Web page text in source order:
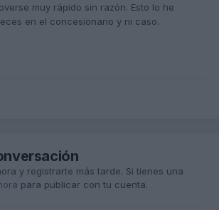
muy rápido sin razón. Esto lo he
en el concesionario y ni caso.
y registrarte más tarde. Si tienes una
para publicar con tu cuenta.